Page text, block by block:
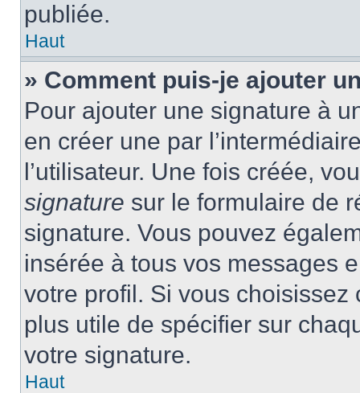
publiée.
Haut
» Comment puis-je ajouter
Pour ajouter une signature à
en créer une par
l’utilisateur. Une fois créée,
signature sur le formulaire de
signature. Vous pouvez
insérée à tous vos messages
votre profil. Si vous
plus utile de spécifier sur
votre signature.
Haut